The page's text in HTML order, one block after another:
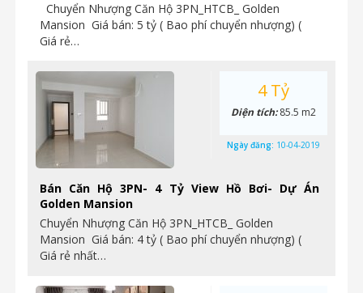
Chuyển Nhượng Căn Hộ 3PN_HTCB_ Golden
Mansion Giá bán: 5 tỷ ( Bao phí chuyển nhượng) (
Giá rẻ…
Bán Căn Hộ 3PN- 4 Tỷ View Hồ Bơi- Dự Án
Golden Mansion
Chuyển Nhượng Căn Hộ 3PN_HTCB_ Golden
Mansion Giá bán: 4 tỷ ( Bao phí chuyển nhượng) (
Giá rẻ nhất…
4 Tỷ
Diện tích:85.5 m2
Ngày đăng: 10-04-2019